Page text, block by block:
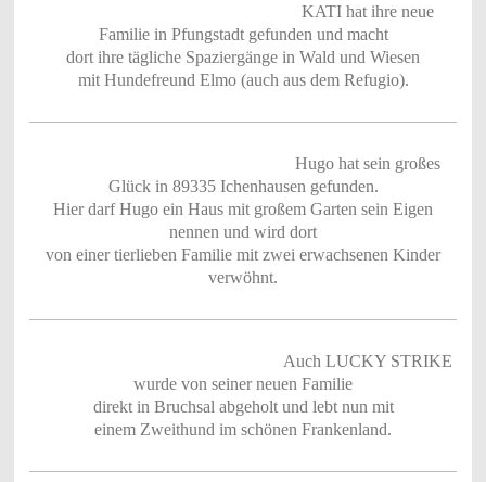
KATI hat ihre neue
Familie in Pfungstadt gefunden und macht
dort ihre tägliche Spaziergänge in Wald und Wiesen
mit Hundefreund Elmo (auch aus dem Refugio).
Hugo hat sein großes
Glück in 89335 Ichenhausen gefunden.
Hier darf Hugo ein Haus mit großem Garten sein Eigen
nennen und wird dort
von einer tierlieben Familie mit zwei erwachsenen Kinder
verwöhnt.
Auch LUCKY STRIKE
wurde von seiner neuen Familie
direkt in Bruchsal abgeholt und lebt nun mit
einem Zweithund im schönen Frankenland.